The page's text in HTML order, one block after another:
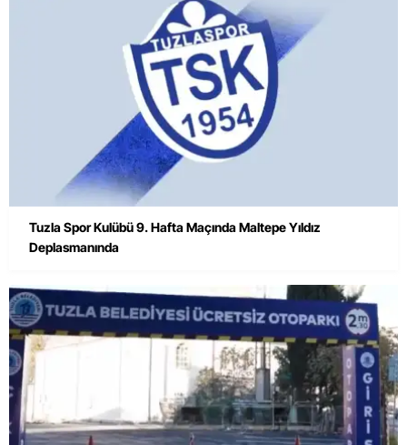
Tuzla Spor Kulübü 9. Hafta Maçında Maltepe Yıldız
Deplasmanında